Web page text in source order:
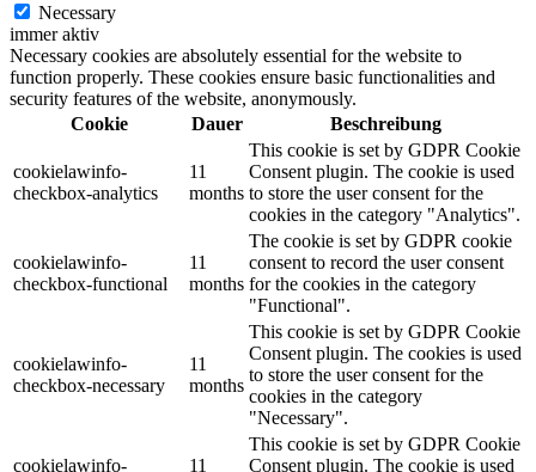
Necessary
immer aktiv
Necessary cookies are absolutely essential for the website to
function properly. These cookies ensure basic functionalities and
security features of the website, anonymously.
Cookie
Dauer Beschreibung
cookielawinfo-
checkbox-analytics
11
months
This cookie is set by GDPR Cookie
Consent plugin. The cookie is used
to store the user consent for the
cookies in the category "Analytics".
cookielawinfo-
checkbox-functional
11
months
The cookie is set by GDPR cookie
consent to record the user consent
for the cookies in the category
"Functional".
cookielawinfo-
checkbox-necessary
11
months
This cookie is set by GDPR Cookie
Consent plugin. The cookies is used
to store the user consent for the
cookies in the category
"Necessary".
cookielawinfo-
11
This cookie is set by GDPR Cookie
Consent plugin. The cookie is used